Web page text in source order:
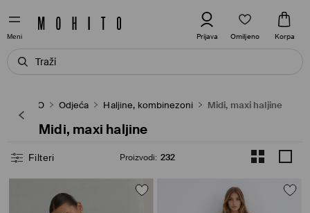
Meni Prijava Omiljeno Korpa
MOHITO Odjeća Haljine, kombinezoni Midi, maxi haljine
Midi, maxi haljine
Filteri Proizvodi: 232